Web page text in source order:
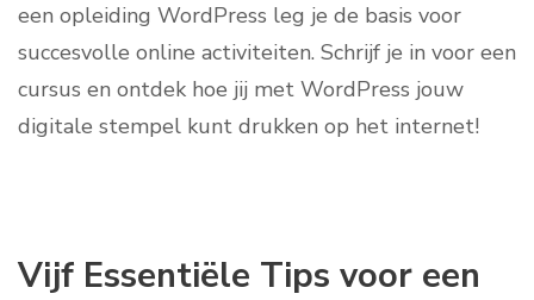
een opleiding WordPress leg je de basis voor
succesvolle online activiteiten. Schrijf je in voor een
cursus en ontdek hoe jij met WordPress jouw
digitale stempel kunt drukken op het internet!
Vijf Essentiële Tips voor een